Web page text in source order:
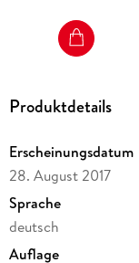
Produktdetails
Erscheinungsdatum
28. August 2017
Sprache
deutsch
Auflage